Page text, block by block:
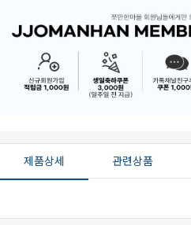
제품상세 관련상품